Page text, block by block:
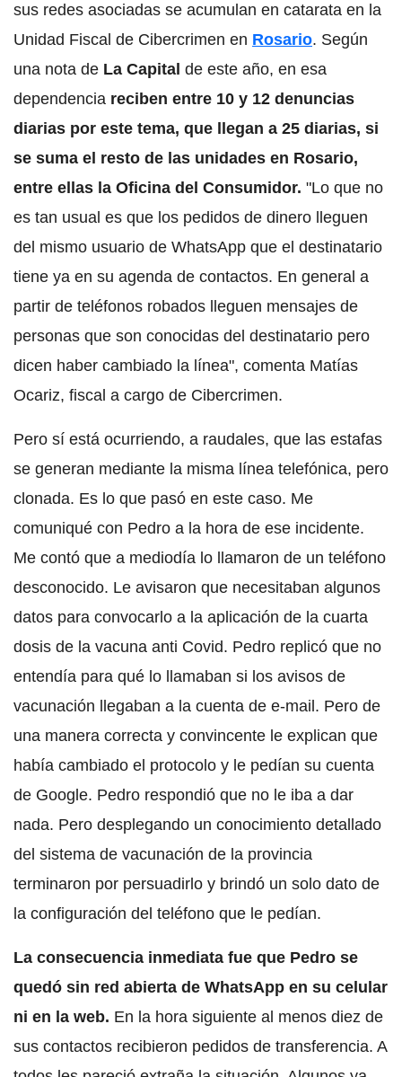
sus redes asociadas se acumulan en catarata en la
Unidad Fiscal de Cibercrimen en Rosario. Según
una nota de La Capital de este año, en esa
dependencia reciben entre 10 y 12 denuncias
diarias por este tema, que llegan a 25 diarias, si
se suma el resto de las unidades en Rosario,
entre ellas la Oficina del Consumidor. "Lo que no
es tan usual es que los pedidos de dinero lleguen
del mismo usuario de WhatsApp que el destinatario
tiene ya en su agenda de contactos. En general a
partir de teléfonos robados lleguen mensajes de
personas que son conocidas del destinatario pero
dicen haber cambiado la línea", comenta Matías
Ocariz, fiscal a cargo de Cibercrimen.
Pero sí está ocurriendo, a raudales, que las estafas
se generan mediante la misma línea telefónica, pero
clonada. Es lo que pasó en este caso. Me
comuniqué con Pedro a la hora de ese incidente.
Me contó que a mediodía lo llamaron de un teléfono
desconocido. Le avisaron que necesitaban algunos
datos para convocarlo a la aplicación de la cuarta
dosis de la vacuna anti Covid. Pedro replicó que no
entendía para qué lo llamaban si los avisos de
vacunación llegaban a la cuenta de e-mail. Pero de
una manera correcta y convincente le explican que
había cambiado el protocolo y le pedían su cuenta
de Google. Pedro respondió que no le iba a dar
nada. Pero desplegando un conocimiento detallado
del sistema de vacunación de la provincia
terminaron por persuadirlo y brindó un solo dato de
la configuración del teléfono que le pedían.
La consecuencia inmediata fue que Pedro se
quedó sin red abierta de WhatsApp en su celular
ni en la web. En la hora siguiente al menos diez de
sus contactos recibieron pedidos de transferencia. A